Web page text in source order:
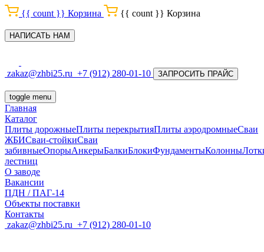
{{ count }} Корзина {{ count }} Корзина
НАПИСАТЬ НАМ
zakaz@zhbi25.ru +7 (912) 280-01-10 ЗАПРОСИТЬ ПРАЙС
toggle menu
Главная
Каталог
Плиты дорожныеПлиты перекрытияПлиты аэродромныеСваи
ЖБИСваи-стойкиСваи
забивныеОпорыАнкерыБалкиБлокиФундаментыКолонны
лестниц
О заводе
Вакансии
ПДН / ПАГ-14
Объекты поставки
Контакты
zakaz@zhbi25.ru +7 (912) 280-01-10